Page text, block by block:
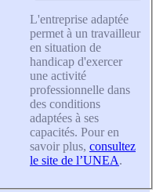
L'entreprise adaptée
permet à un travailleur
en situation de
handicap d'exercer
une activité
professionnelle dans
des conditions
adaptées à ses
capacités. Pour en
savoir plus, consultez
le site de l’UNEA.